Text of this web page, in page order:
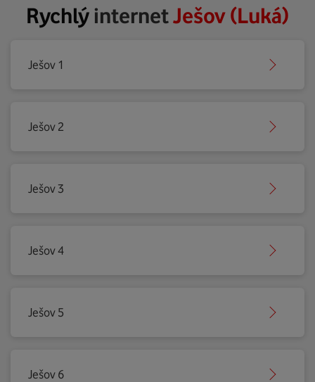
RychlýinternetJešov (Luká)
Ješov 1
Ješov 2
Ješov 3
Ješov 4
Ješov 5
Ješov 6